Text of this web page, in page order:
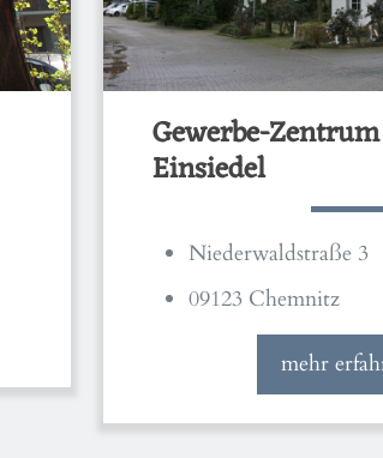
Gewerbe-
Einsiedel
Niederwaldstraße 3
09123 Chemnitz
mehr